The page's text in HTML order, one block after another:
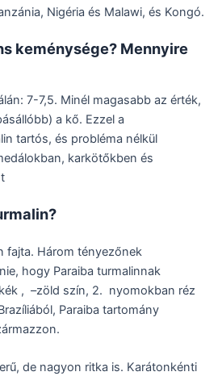
Nigéria és Malawi, és Kongó.
keménysége? Mennyire
7-7,5. Minél magasabb az érték,
a kő. Ezzel a
tartós, és probléma nélkül
karkötőkben és
fajta. Három tényezőnek
hogy Paraiba turmalinnak
​, –zöld szín, 2. nyomokban réz
Paraiba tartomány
de nagyon ritka is. Karátonkénti